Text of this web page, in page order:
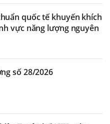
quốc tế khuyến khích
vực năng lượng nguyên
số 28/2026